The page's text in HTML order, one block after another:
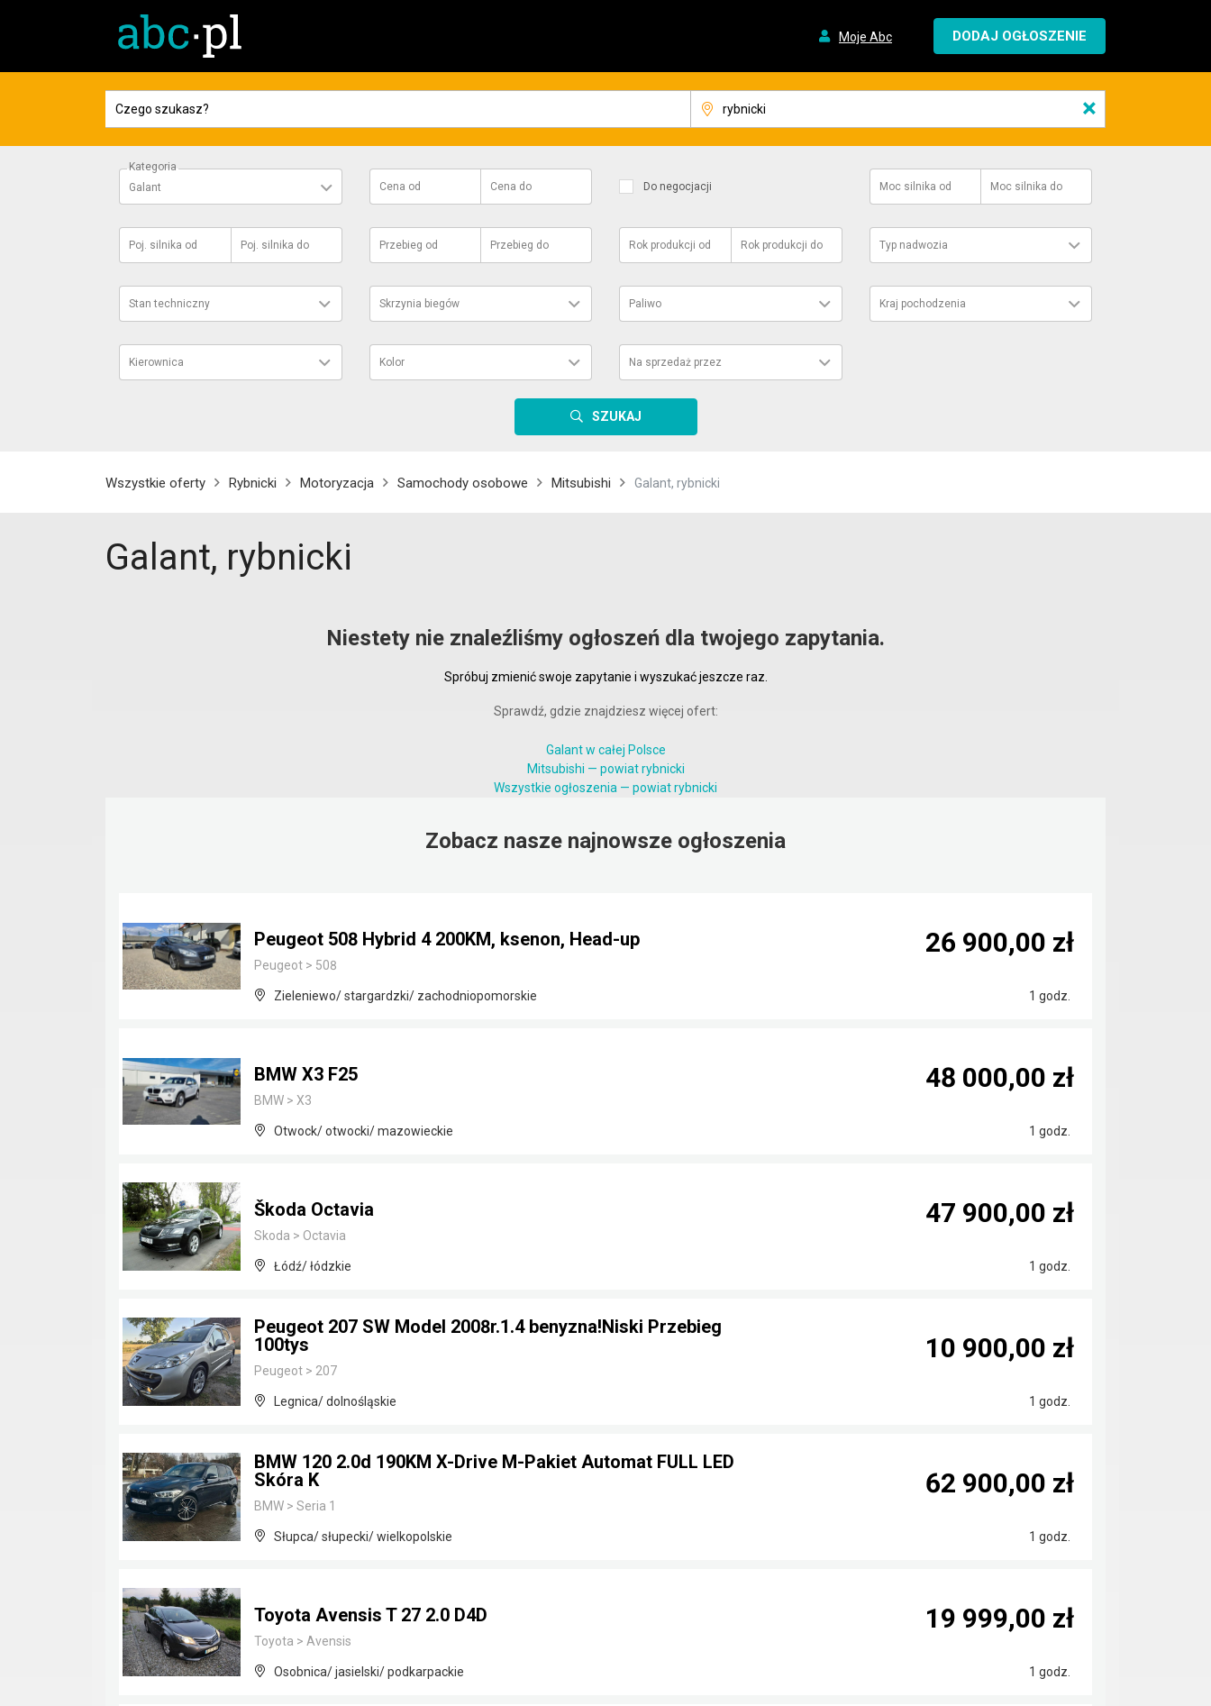
Moje Abc DODAJ OGŁOSZENIE
×
Kategoria
Galant
Cena od Cena do Do negocjacji Moc silnika od Moc silnika do
Poj. silnika od Poj. silnika do Przebieg od Przebieg do Rok produkcji od Rok produkcji do Typ nadwozia
Stan techniczny Skrzynia biegów Paliwo Kraj pochodzenia
Kierownica Kolor Na sprzedaż przez
SZUKAJ
Wszystkie oferty Rybnicki Motoryzacja Samochody osobowe Mitsubishi Galant, rybnicki
Galant, rybnicki
Niestety nie znaleźliśmy ogłoszeń dla twojego zapytania.
Spróbuj zmienić swoje zapytanie i wyszukać jeszcze raz.
Sprawdź, gdzie znajdziesz więcej ofert:
Galant w całej Polsce
Mitsubishi — powiat rybnicki
Wszystkie ogłoszenia — powiat rybnicki
Zobacz nasze najnowsze ogłoszenia
Peugeot 508 Hybrid 4 200KM, ksenon, Head-up
Peugeot > 508
Zieleniewo/ stargardzki/ zachodniopomorskie 1 godz.
26 900,00 zł
BMW X3 F25
BMW > X3
Otwock/ otwocki/ mazowieckie 1 godz.
48 000,00 zł
Škoda Octavia
Skoda > Octavia
Łódź/ łódzkie 1 godz.
47 900,00 zł
Peugeot 207 SW Model 2008r.1.4 benyzna!Niski Przebieg
100tys
Peugeot > 207
Legnica/ dolnośląskie 1 godz.
10 900,00 zł
BMW 120 2.0d 190KM X-Drive M-Pakiet Automat FULL LED
Skóra K
BMW > Seria 1
Słupca/ słupecki/ wielkopolskie 1 godz.
62 900,00 zł
Toyota Avensis T 27 2.0 D4D
Toyota > Avensis
Osobnica/ jasielski/ podkarpackie 1 godz.
19 999,00 zł